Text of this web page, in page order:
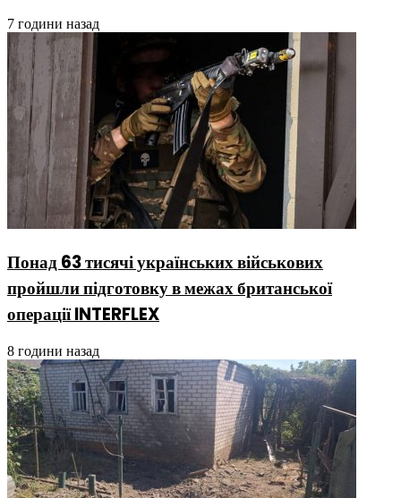
7 години назад
Понад 63 тисячі українських військових
пройшли підготовку в межах британської
операції INTERFLEX
8 години назад